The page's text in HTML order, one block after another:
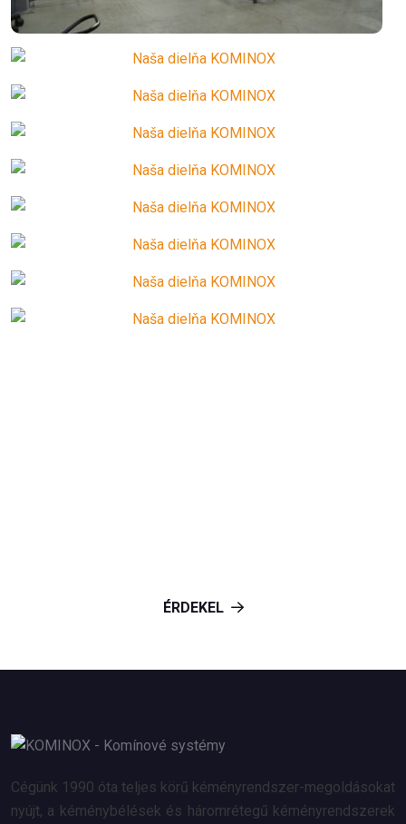
ÉRDEKEL
Cégünk 1990 óta teljes körű kéményrendszer-megoldásokat
nyújt, a kéménybélések és háromrétegű kéményrendszerek